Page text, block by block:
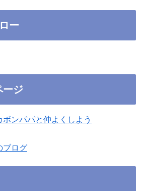
ー
ージ
ボンパパと仲よくしよう
ブログ